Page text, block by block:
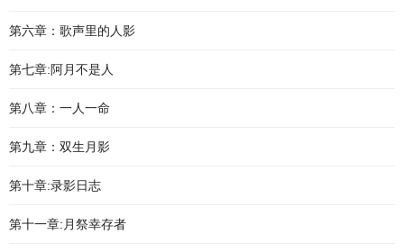
第六章：歌声里的人影
第七章:阿月不是人
第八章：一人一命
第九章：双生月影
第十章:录影日志
第十一章:月祭幸存者